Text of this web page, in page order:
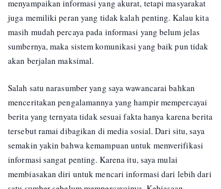
menyampaikan informasi yang akurat, tetapi masyarakat
juga memiliki peran yang tidak kalah penting. Kalau kita
masih mudah percaya pada informasi yang belum jelas
sumbernya, maka sistem komunikasi yang baik pun tidak
akan berjalan maksimal.
Salah satu narasumber yang saya wawancarai bahkan
menceritakan pengalamannya yang hampir mempercayai
berita yang ternyata tidak sesuai fakta hanya karena berita
tersebut ramai dibagikan di media sosial. Dari situ, saya
semakin yakin bahwa kemampuan untuk memverifikasi
informasi sangat penting. Karena itu, saya mulai
membiasakan diri untuk mencari informasi dari lebih dari